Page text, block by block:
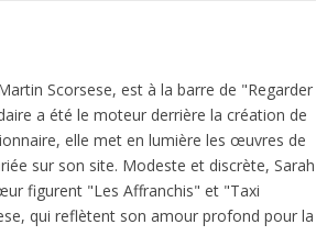
Scorsese, est à la barre de "Regarder
a été le moteur derrière la création de
elle met en lumière les œuvres de
sur son site. Modeste et discrète, Sarah
figurent "Les Affranchis" et "Taxi
qui reflètent son amour profond pour la